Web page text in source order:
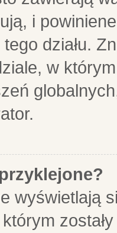
i
działu.
w
wyświetlają
którym